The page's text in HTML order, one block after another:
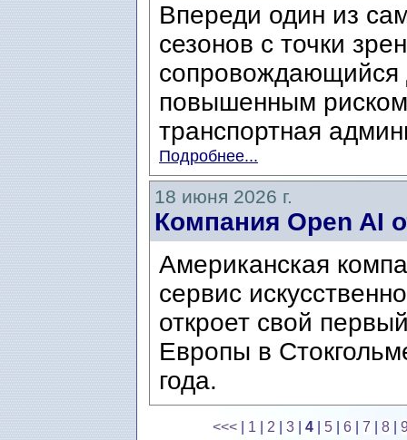
Впереди один из
сезонов с точки
повышенным
транспортная
Подробнее...
18 июня 2026 г.
Компания Open AI
Американская
сервис
откроет свой
Европы в
года.
<<< 1 2 |3 |4 5 |6 |7 |8 |